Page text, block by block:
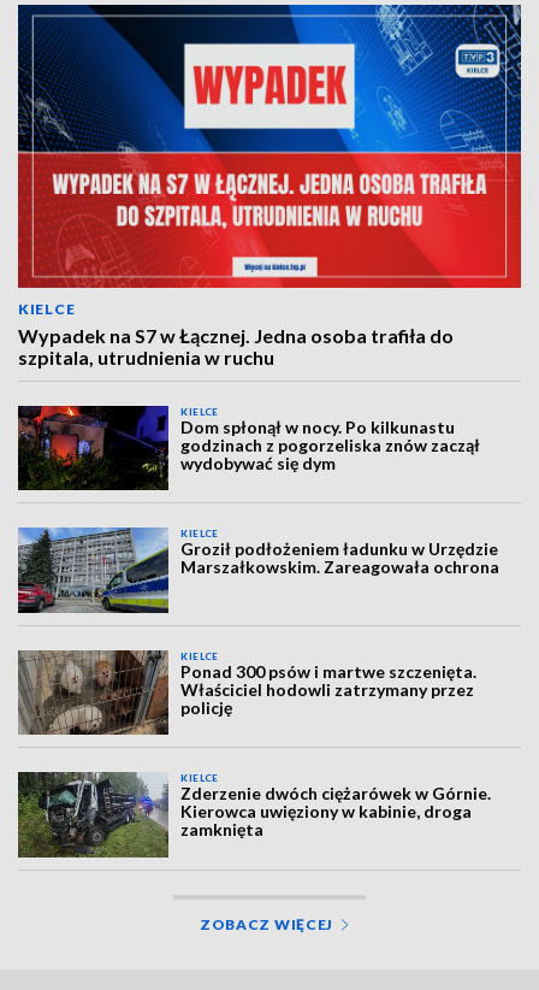
KIELCE
Wypadek na S7 w Łącznej. Jedna osoba trafiła do
szpitala, utrudnienia w ruchu
KIELCE
Dom spłonął w nocy. Po kilkunastu
godzinach z pogorzeliska znów zaczął
wydobywać się dym
KIELCE
Groził podłożeniem ładunku w Urzędzie
Marszałkowskim. Zareagowała ochrona
KIELCE
Ponad 300 psów i martwe szczenięta.
Właściciel hodowli zatrzymany przez
policję
KIELCE
Zderzenie dwóch ciężarówek w Górnie.
Kierowca uwięziony w kabinie, droga
zamknięta
ZOBACZ WIĘCEJ